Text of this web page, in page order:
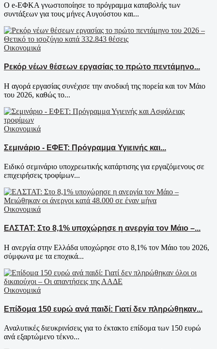
Ο e-ΕΦΚΑ γνωστοποίησε το πρόγραμμα καταβολής των
συντάξεων για τους μήνες Αυγούστου και...
Οικονομικά
Ρεκόρ νέων θέσεων εργασίας το πρώτο πεντάμηνο...
Η αγορά εργασίας συνέχισε την ανοδική της πορεία και τον Μάιο
του 2026, καθώς το...
Οικονομικά
Σεμινάριο - ΕΦΕΤ: Πρόγραμμα Υγιεινής και...
Ειδικό σεμινάριο υποχρεωτικής κατάρτισης για εργαζόμενους σε
επιχειρήσεις τροφίμων...
Οικονομικά
ΕΛΣΤΑΤ: Στο 8,1% υποχώρησε η ανεργία τον Μάιο –...
Η ανεργία στην Ελλάδα υποχώρησε στο 8,1% τον Μάιο του 2026,
σύμφωνα με τα εποχικά...
Οικονομικά
Επίδομα 150 ευρώ ανά παιδί: Γιατί δεν πληρώθηκαν...
Αναλυτικές διευκρινίσεις για το έκτακτο επίδομα των 150 ευρώ
ανά εξαρτώμενο τέκνο...